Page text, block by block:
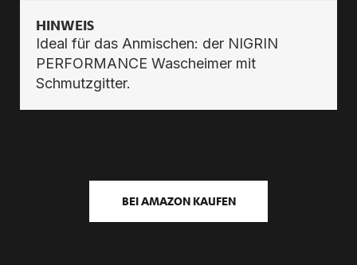
HINWEIS
Ideal für das Anmischen: der NIGRIN
PERFORMANCE Wascheimer mit
Schmutzgitter.
BEI AMAZON KAUFEN